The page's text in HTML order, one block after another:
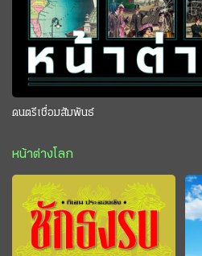
ดนตรีเชื่อมสัมพันธ์
หน้าต่างโลก